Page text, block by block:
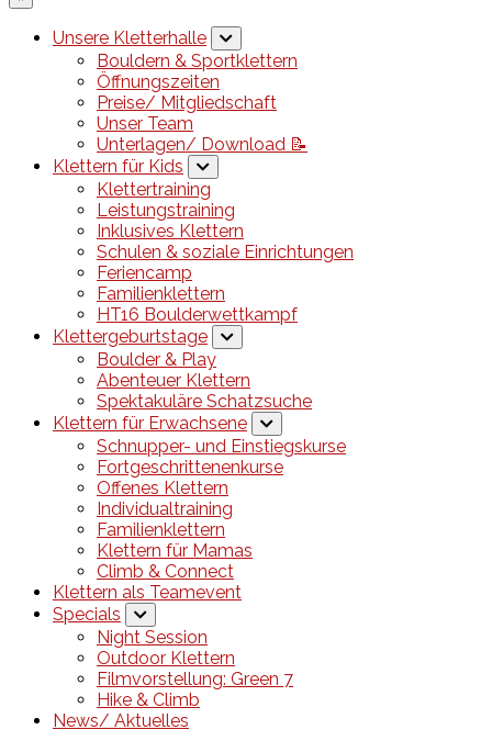
Unsere Kletterhalle
Bouldern & Sportklettern
Öffnungszeiten
Preise/ Mitgliedschaft
Unser Team
Unterlagen/ Download 📝
Klettern für Kids
Klettertraining
Leistungstraining
Inklusives Klettern
Schulen & soziale Einrichtungen
Feriencamp
Familienklettern
HT16 Boulderwettkampf
Klettergeburtstage
Boulder & Play
Abenteuer Klettern
Spektakuläre Schatzsuche
Klettern für Erwachsene
Schnupper- und Einstiegskurse
Fortgeschrittenenkurse
Offenes Klettern
Individualtraining
Familienklettern
Klettern für Mamas
Climb & Connect
Klettern als Teamevent
Specials
Night Session
Outdoor Klettern
Filmvorstellung: Green 7
Hike & Climb
News/ Aktuelles